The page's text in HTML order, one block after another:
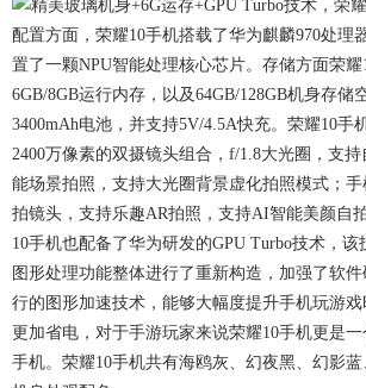
配置方面，荣耀10手机搭载了华为麒麟970处理
置了一颗NPU智能处理核心芯片。存储方面荣耀
6GB/8GB运行内存，以及64GB/128GB机身存储
3400mAh电池，并支持5V/4.5A快充。荣耀10手
2400万像素的双摄镜头组合，f/1.8大光圈，支
能场景拍照，支持大光圈背景虚化拍照模式；手
拍镜头，支持乐趣AR拍照，支持AI智能美颜自
10手机也配备了华为研发的GPU Turbo技术，
图形处理功能整体进行了重新构造，加强了软
行的图形加速技术，能够大幅度提升手机玩游戏
更加省电，对于手游玩家来说荣耀10手机更是
手机。荣耀10手机共有海鸥灰、幻夜黑、幻影